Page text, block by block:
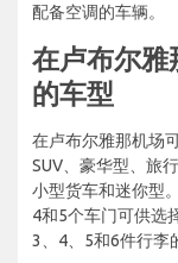
配备空调的车辆。
在卢布尔
的车型
在卢布尔雅那机场
SUV、豪华型、旅
小型货车和迷你型
4和5个车门可供选
3、4、5和6件行李